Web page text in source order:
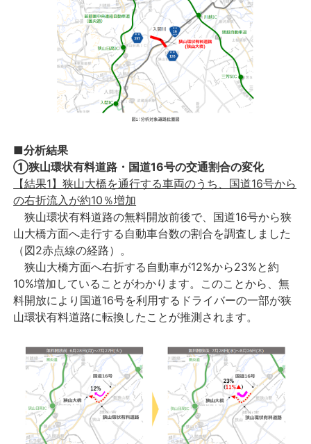
■分析結果
①狭山環状有料道路・国道16号の交通割合の変化
【結果1】狭山大橋を通行する車両のうち、国道16号から
の右折流入が約10％増加
狭山環状有料道路の無料開放前後で、国道16号から狭
山大橋方面へ走行する自動車台数の割合を調査しました
（図2赤点線の経路）。
狭山大橋方面へ右折する自動車が12%から23%と約
10%増加していることがわかります。このことから、無
料開放により国道16号を利用するドライバーの一部が狭
山環状有料道路に転換したことが推測されます。